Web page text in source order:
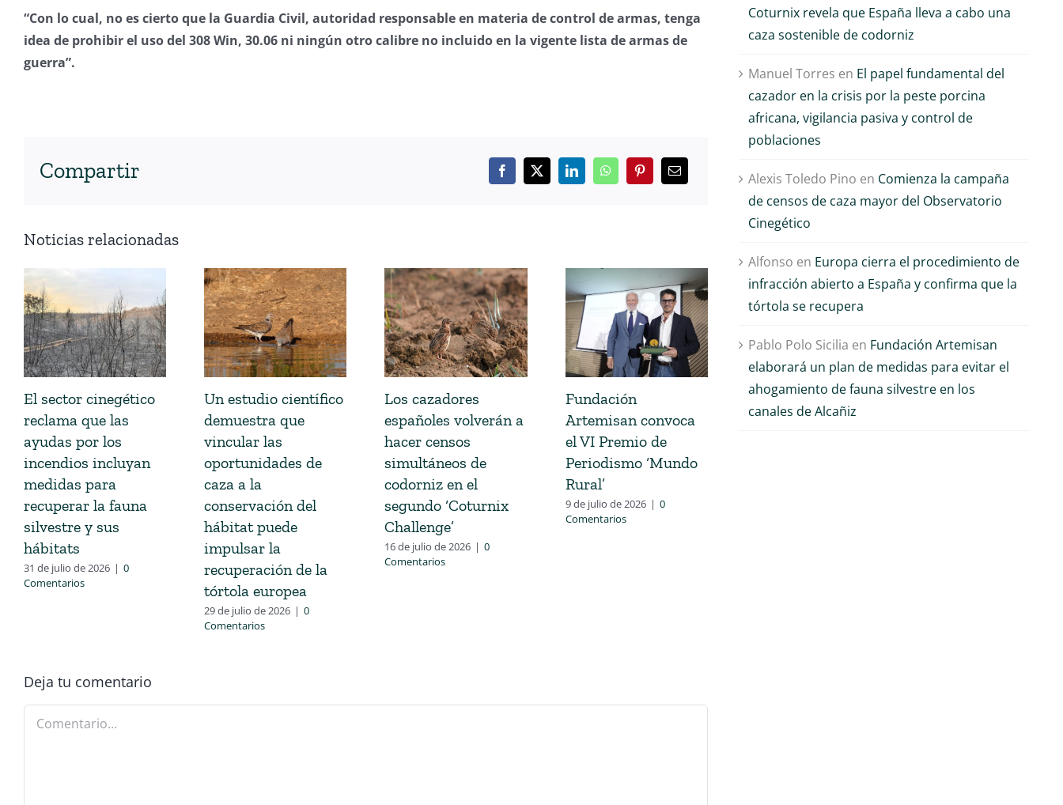
“Con lo cual, no es cierto que la Guardia Civil, autoridad responsable en materia de control de armas, tenga
idea de prohibir el uso del 308 Win, 30.06 ni ningún otro calibre no incluido en la vigente lista de armas de
guerra”.
Compartir
Noticias relacionadas
El sector cinegético
reclama que las
ayudas por los
incendios incluyan
medidas para
recuperar la fauna
silvestre y sus
hábitats
31 de julio de 2026 | 0
Comentarios
Un estudio científico
demuestra que
vincular las
oportunidades de
caza a la
conservación del
hábitat puede
impulsar la
recuperación de la
tórtola europea
29 de julio de 2026 | 0
Comentarios
Los cazadores
españoles volverán a
hacer censos
simultáneos de
codorniz en el
segundo ‘Coturnix
Challenge’
16 de julio de 2026 | 0
Comentarios
Fundación
Artemisan convoca
el VI Premio de
Periodismo ‘Mundo
Rural’
9 de julio de 2026 | 0
Comentarios
El sector cinegético
reclama que las
Un estudio
Deja tu comentario
Comentario
Coturnix revela que España lleva a cabo una
caza sostenible de codorniz
Manuel Torres en El papel fundamental del
cazador en la crisis por la peste porcina
africana, vigilancia pasiva y control de
poblaciones
Alexis Toledo Pino en Comienza la campaña
de censos de caza mayor del Observatorio
Cinegético
Alfonso en Europa cierra el procedimiento de
infracción abierto a España y confirma que la
tórtola se recupera
Pablo Polo Sicilia en Fundación Artemisan
elaborará un plan de medidas para evitar el
ahogamiento de fauna silvestre en los
canales de Alcañiz